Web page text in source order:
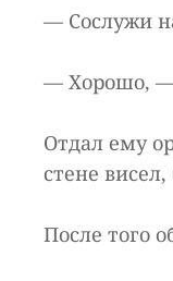
— Сослужи
— Хорошо, —
Отдал ему
стене
После того